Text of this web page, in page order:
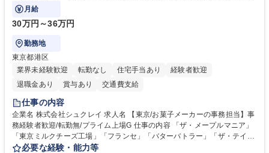
ブランド商品の事務業務をお任せいたします。
月給
30万円～36万円
勤務地
東京都港区
業界未経験歓迎
転勤なし 住宅手当あり
経験者歓迎
退職金あり
賞与あり 交通費支給
仕事の内容
企業名 株式会社シュクレイ 求人名 【東京/お菓子メーカーの事務担当】事
務経験者歓迎/転勤無/プライム上場G 仕事の内容 「ザ・メープルマニア」
「東京ミルクチーズ工場」「フランセ」「バターバトラー」「ザ・テイラ
ー」「DROOLY」等のブランドを多数展開する当社にて、オリジナル菓子
必要な経験・能力等